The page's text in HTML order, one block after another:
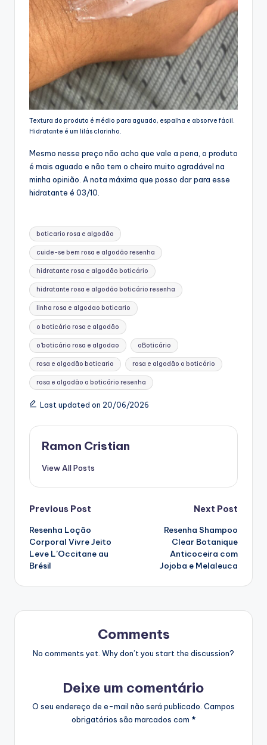
Textura do produto é médio para aguado, espalha e absorve fácil.
Hidratante é um lilás clarinho.
Mesmo nesse preço não acho que vale a pena, o produto
é mais aguado e não tem o cheiro muito agradável na
minha opinião. A nota máxima que posso dar para esse
hidratante é 03/10.
Tags:
boticario rosa e algodão
cuide-se bem rosa e algodão resenha
hidratante rosa e algodão boticário
hidratante rosa e algodão boticário resenha
linha rosa e algodao boticario
o boticário rosa e algodão
o'boticário rosa e algodao oBoticário
rosa e algodão boticario rosa e algodão o boticário
rosa e algodão o boticário resenha
Last updated on 20/06/2026
Ramon Cristian
View All Posts
Post
navigation
Previous Post
Resenha Loção
Corporal Vivre Jeito
Leve L’Occitane au
Brésil
Next Post
Resenha Shampoo
Clear Botanique
Anticoceira com
Jojoba e Melaleuca
Comments
No comments yet. Why don’t you start the discussion?
Deixe um comentário
O seu endereço de e-mail não será publicado. Campos
obrigatórios são marcados com *